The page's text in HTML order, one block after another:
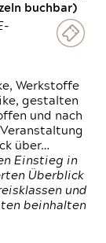
buchbar)
Werkstoffe
gestalten
und nach
über…
Einstieg in
Überblick
und
beinhalten